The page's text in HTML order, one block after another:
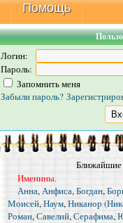
Помощь
Логин:
Пароль:
Запомнить меня
Забыли пароль?
Ближайшие
Именины.
Анна,Анфиса,Богдан,
Моисей,Наум,Никанор
Роман,Савелий,Серафима,